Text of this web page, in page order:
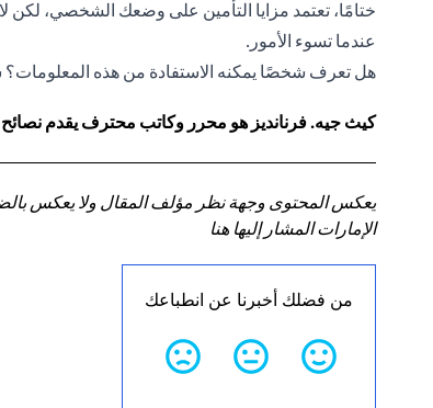
ختامًا، تعتمد مزايا التأمين على وضعك الشخصي، لكن
عندما تسوء الأمور.
هل تعرف شخصًا يمكنه الاستفادة من هذه
كيث جيه. فرنانديز هو محرر وكاتب محترف يقدم نصائح
يعكس المحتوى وجهة نظر مؤلف المقال ولا يعكس
الإمارات المشار إليها هنا
من فضلك أخبرنا عن انطباعك